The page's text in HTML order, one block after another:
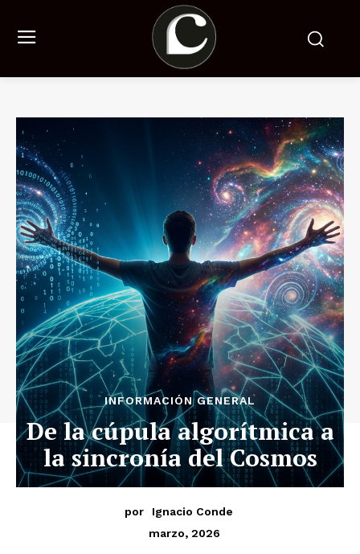
INFORMACIÓN GENERAL
De la cúpula algorítmica a
la sincronía del Cosmos
por
Ignacio Conde
marzo, 2026